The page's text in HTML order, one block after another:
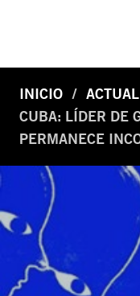
INICIO
CUBA: LÍDER DE
PERMANECE